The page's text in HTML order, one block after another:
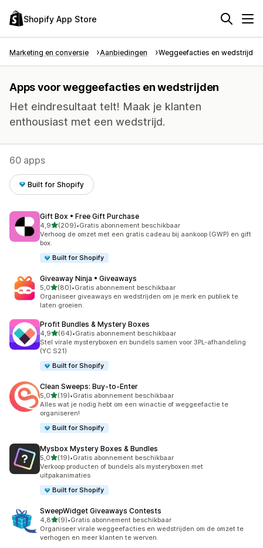
Shopify App Store
Marketing en conversie Aanbiedingen Weggeefacties en wedstrijden
Apps voor weggeefacties en wedstrijden
Het eindresultaat telt! Maak je klanten
enthousiast met een wedstrijd.
60 apps
Built for Shopify
Gift Box • Free Gift Purchase
4,9van 5 sterren
(209)
209 recensies in totaal
•Gratis abonnement beschikbaar
Verhoog de omzet met een gratis cadeau bij aankoop (GWP) en gift
box.
Built for Shopify
Giveaway Ninja • Giveaways
5,0van 5 sterren
(80)
80 recensies in totaal
•Gratis abonnement beschikbaar
Organiseer giveaways en wedstrijden om je merk en publiek te
laten groeien.
Profit Bundles & Mystery Boxes
4,9van 5 sterren
(64)
64 recensies in totaal
•Gratis abonnement beschikbaar
Stel virale mysteryboxen en bundels samen voor 3PL-afhandeling
(YC S21)
Built for Shopify
Clean Sweeps: Buy‑to‑Enter
5,0van 5 sterren
(19)
19 recensies in totaal
•Gratis abonnement beschikbaar
Alles wat je nodig hebt om een winactie of weggeefactie te
organiseren!
Built for Shopify
Mysbox Mystery Boxes & Bundles
5,0van 5 sterren
(19)
19 recensies in totaal
•Gratis abonnement beschikbaar
Verkoop producten of bundels als mysteryboxen met
uitpakanimaties
Built for Shopify
SweepWidget Giveaways Contests
4,8van 5 sterren
(9)
9 recensies in totaal
•Gratis abonnement beschikbaar
Organiseer virale weggeefacties en wedstrijden om de omzet te
verhogen en meer klanten te werven.